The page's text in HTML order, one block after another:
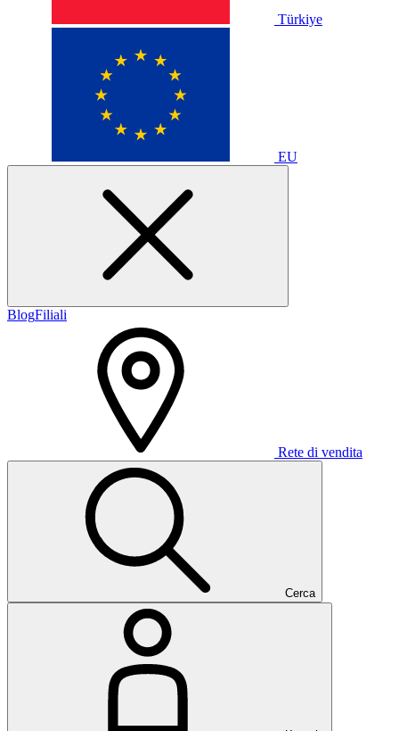
Türkiye
EU
BlogFiliali
Rete di vendita
Cerca